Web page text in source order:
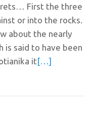
First the three
or into the rocks.
about the nearly
is said to have been
it[…]